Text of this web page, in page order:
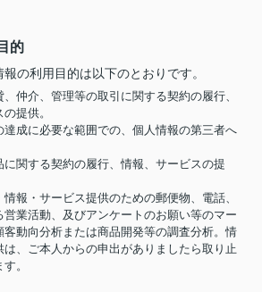
的
の利用目的は以下のとおりです。
仲介、管理等の取引に関する契約の履行、
提供。
成に必要な範囲での、個人情報の第三者へ
関する契約の履行、情報、サービスの提
報・サービス提供のための郵便物、電話、
営業活動、及びアンケートのお願い等のマー
客動向分析または商品開発等の調査分析。情
は、ご本人からの申出がありましたら取り止
。